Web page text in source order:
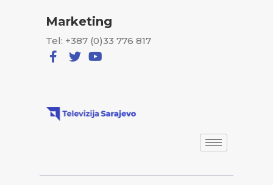
Marketing
Tel: +387 (0)33 776 817